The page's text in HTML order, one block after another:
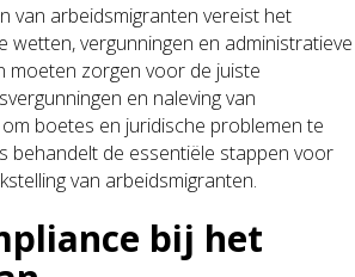
van arbeidsmigranten vereist het
wetten, vergunningen en administratieve
moeten zorgen voor de juiste
en naleving van
boetes en juridische problemen te
behandelt de essentiële stappen voor
van arbeidsmigranten.
bij het